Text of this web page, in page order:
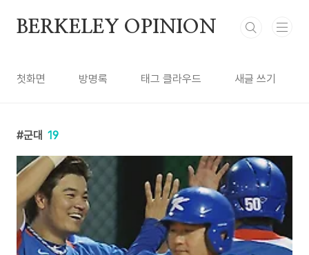
BERKELEY OPINION
첫화면 방명록 태그 클라우드 새글 쓰기
군대 19